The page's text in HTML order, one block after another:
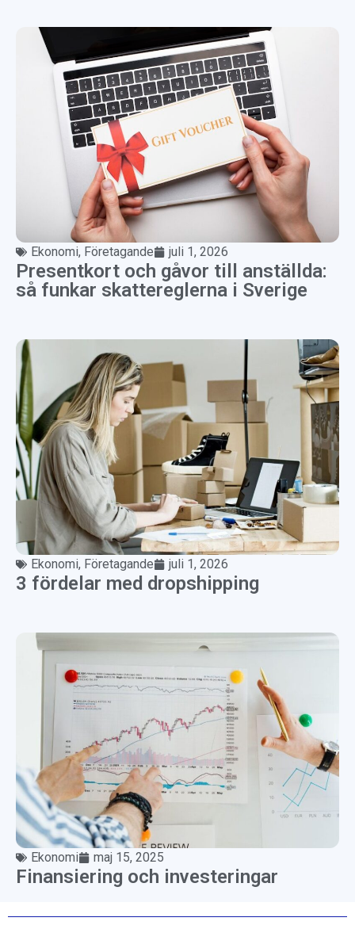
Ekonomi, Företagande juli 1, 2026
Presentkort och gåvor till anställda:
så funkar skattereglerna i Sverige
Ekonomi, Företagande juli 1, 2026
3 fördelar med dropshipping
Ekonomi maj 15, 2025
Finansiering och investeringar